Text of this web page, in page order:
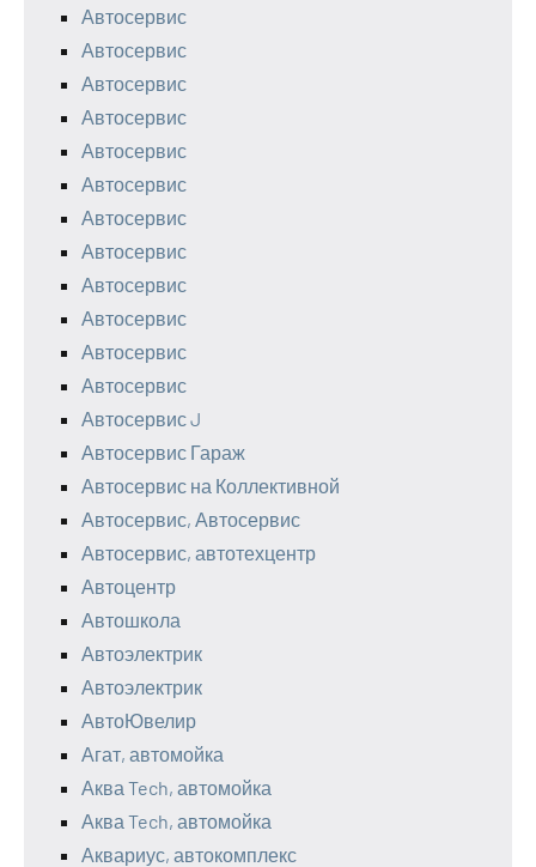
Автосервис
Автосервис
Автосервис
Автосервис
Автосервис
Автосервис
Автосервис
Автосервис
Автосервис
Автосервис
Автосервис
Автосервис
Автосервис J
Автосервис Гараж
Автосервис на Коллективной
Автосервис, Автосервис
Автосервис, автотехцентр
Автоцентр
Автошкола
Автоэлектрик
Автоэлектрик
АвтоЮвелир
Агат, автомойка
Аква Tech, автомойка
Аква Tech, автомойка
Аквариус, автокомплекс